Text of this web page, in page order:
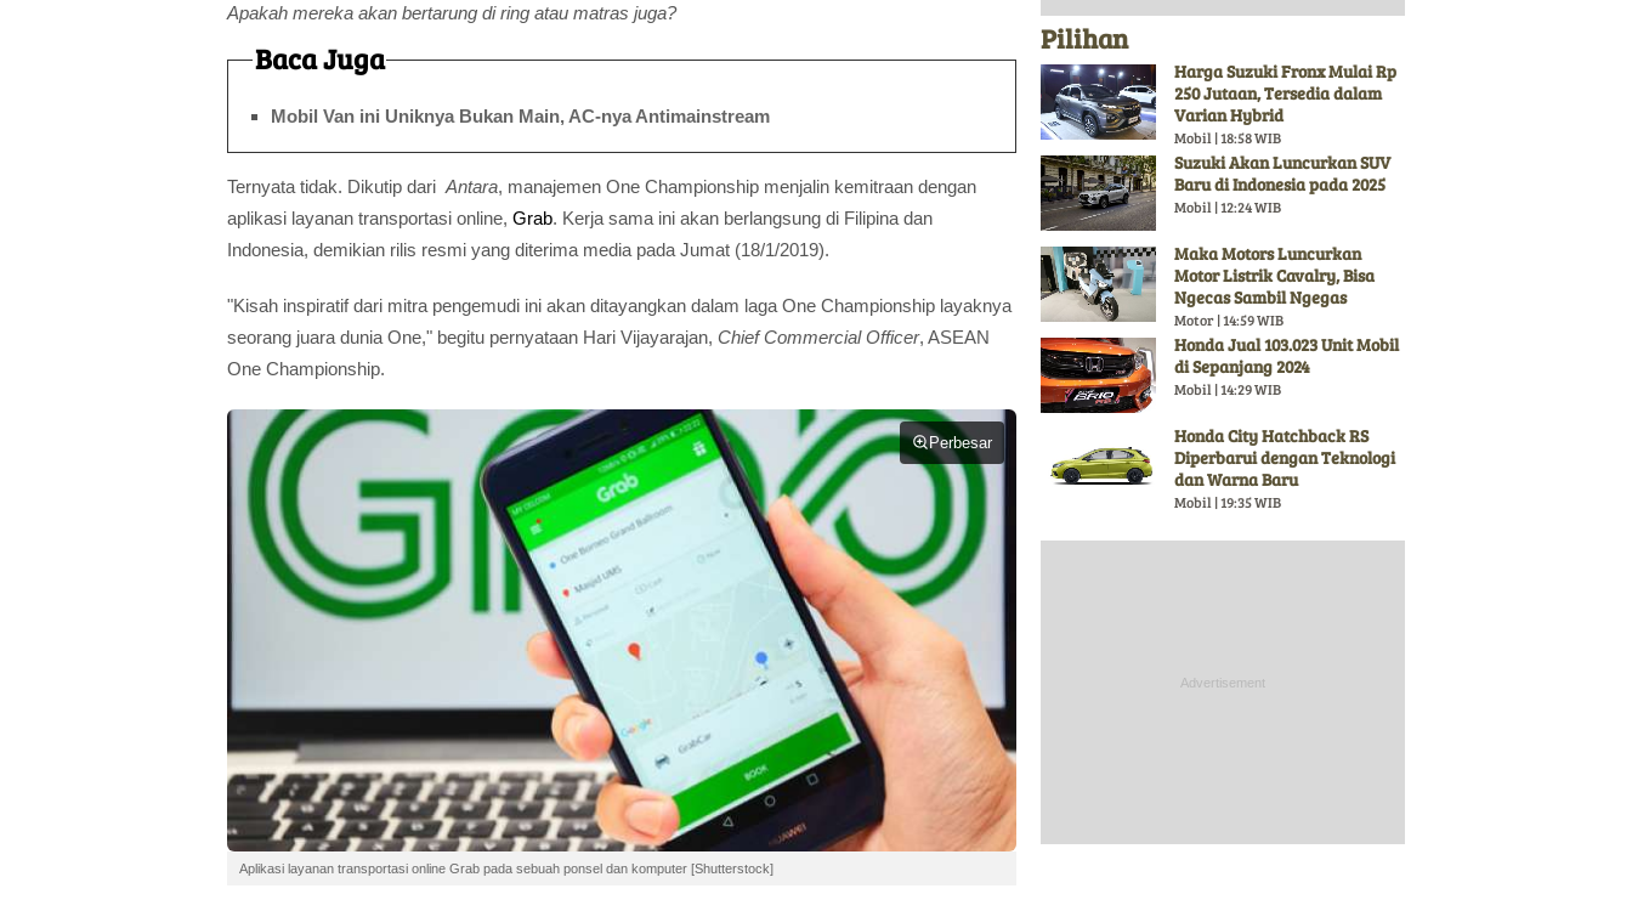
Apakah mereka akan bertarung di ring atau matras juga?
Baca Juga
Mobil Van ini Uniknya Bukan Main, AC-nya Antimainstream
Ternyata tidak. Dikutip dari Antara, manajemen One Championship menjalin kemitraan dengan
aplikasi layanan transportasi online, Grab. Kerja sama ini akan berlangsung di Filipina dan
Indonesia, demikian rilis resmi yang diterima media pada Jumat (18/1/2019).
"Kisah inspiratif dari mitra pengemudi ini akan ditayangkan dalam laga One Championship layaknya
seorang juara dunia One," begitu pernyataan Hari Vijayarajan, Chief Commercial Officer, ASEAN
One Championship.
Perbesar
Aplikasi layanan transportasi online Grab pada sebuah ponsel dan komputer [Shutterstock]
Pilihan
Harga Suzuki Fronx Mulai Rp
250 Jutaan, Tersedia dalam
Varian Hybrid
Mobil | 18:58 WIB
Suzuki Akan Luncurkan SUV
Baru di Indonesia pada 2025
Mobil | 12:24 WIB
Maka Motors Luncurkan
Motor Listrik Cavalry, Bisa
Ngecas Sambil Ngegas
Motor | 14:59 WIB
Honda Jual 103.023 Unit Mobil
di Sepanjang 2024
Mobil | 14:29 WIB
Honda City Hatchback RS
Diperbarui dengan Teknologi
dan Warna Baru
Mobil | 19:35 WIB